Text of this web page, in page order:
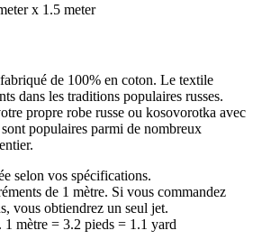
x 1.5 meter
de 100% en coton. Le textile
dans les traditions populaires russes.
propre robe russe ou kosovorotka avec
populaires parmi de nombreux
selon vos spécifications.
de 1 mètre. Si vous commandez
vous obtiendrez un seul jet.
1 mètre = 3.2 pieds = 1.1 yard